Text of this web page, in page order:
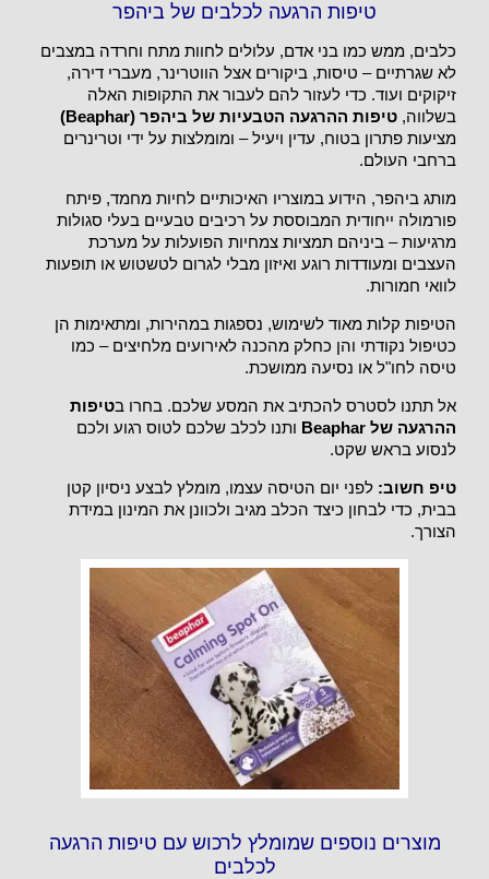
טיפות הרגעה לכלבים של ביהפר
כלבים, ממש כמו בני אדם, עלולים לחוות מתח וחרדה במצבים
לא שגרתיים – טיסות, ביקורים אצל הווטרינר, מעברי דירה,
זיקוקים ועוד. כדי לעזור להם לעבור את התקופות האלה
בשלווה, טיפות ההרגעה הטבעיות של ביהפר (Beaphar)
מציעות פתרון בטוח, עדין ויעיל – ומומלצות על ידי וטרינרים
ברחבי העולם.
מותג ביהפר, הידוע במוצריו האיכותיים לחיות מחמד, פיתח
פורמולה ייחודית המבוססת על רכיבים טבעיים בעלי סגולות
מרגיעות – ביניהם תמציות צמחיות הפועלות על מערכת
העצבים ומעודדות רוגע ואיזון מבלי לגרום לטשטוש או תופעות
לוואי חמורות.
הטיפות קלות מאוד לשימוש, נספגות במהירות, ומתאימות הן
כטיפול נקודתי והן כחלק מהכנה לאירועים מלחיצים – כמו
טיסה לחו"ל או נסיעה ממושכת.
אל תתנו לסטרס להכתיב את המסע שלכם. בחרו בטיפות
ההרגעה של Beaphar
ותנו לכלב שלכם לטוס רגוע ולכם
לנסוע בראש שקט.
טיפ חשוב: לפני יום הטיסה עצמו, מומלץ לבצע ניסיון קטן
בבית, כדי לבחון כיצד הכלב מגיב ולכוונן את המינון במידת
הצורך.
מוצרים נוספים שמומלץ לרכוש עם טיפות הרגעה
לכלבים